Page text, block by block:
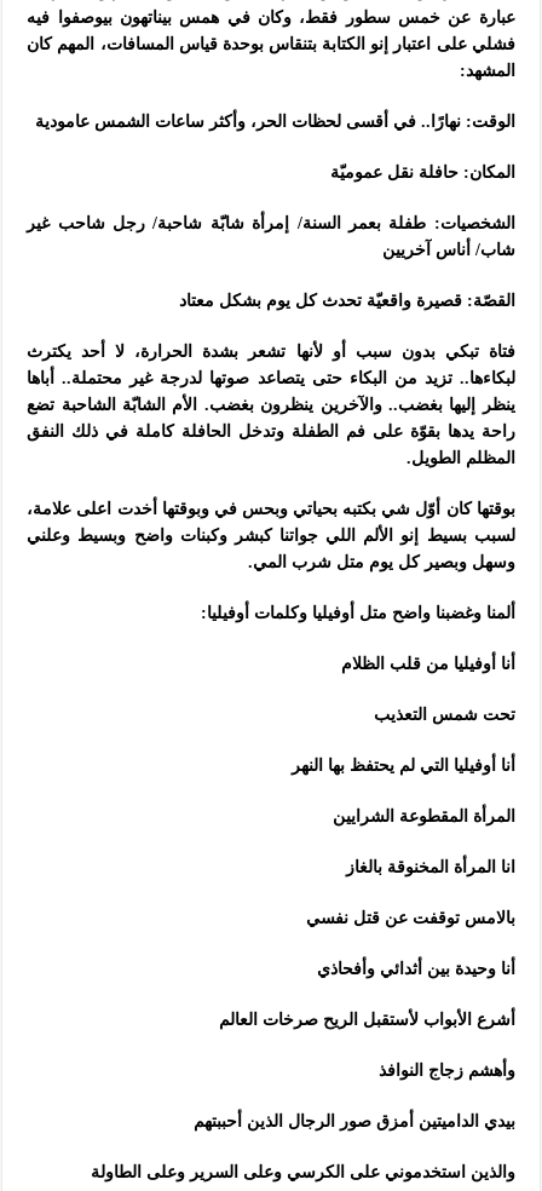
عبارة عن خمس سطور فقط، وكان في همس بيناتهون بيوصفوا فيه
فشلي على اعتبار إنو الكتابة بتنقاس بوحدة قياس المسافات، المهم كان
المشهد:
الوقت: نهارًا.. في أقسى لحظات الحر، وأكثر ساعات الشمس عامودية
المكان: حافلة نقل عموميّة
الشخصيات: طفلة بعمر السنة/ إمرأة شابّة شاحبة/ رجل شاحب غير
شاب/ أناس آخريين
القصّة: قصيرة واقعيّة تحدث كل يوم بشكل معتاد
فتاة تبكي بدون سبب أو لأنها تشعر بشدة الحرارة، لا أحد يكترث
لبكاءها.. تزيد من البكاء حتى يتصاعد صوتها لدرجة غير محتملة.. أباها
ينظر إليها بغضب.. والآخرين ينظرون بغضب. الأم الشابّة الشاحبة تضع
راحة يدها بقوّة على فم الطفلة وتدخل الحافلة كاملة في ذلك النفق
المظلم الطويل.
بوقتها كان أوّل شي بكتبه بحياتي وبحس في وبوقتها أخدت اعلى علامة،
لسبب بسيط إنو الألم اللي جواتنا كبشر وكبنات واضح وبسيط وعلني
وسهل وبصير كل يوم متل شرب المي.
ألمنا وغضبنا واضح متل أوفيليا وكلمات أوفيليا:
أنا أوفيليا من قلب الظلام
تحت شمس التعذيب
أنا أوفيليا التي لم يحتفظ بها النهر
المرأة المقطوعة الشرايين
انا المرأة المخنوقة بالغاز
بالامس توقفت عن قتل نفسي
أنا وحيدة بين أثدائي وأفحاذي
أشرع الأبواب لأستقبل الريح صرخات العالم
وأهشم زجاج النوافذ
بيدي الداميتين أمزق صور الرجال الذين أحببتهم
والذين استخدموني على الكرسي وعلى السرير وعلى الطاولة